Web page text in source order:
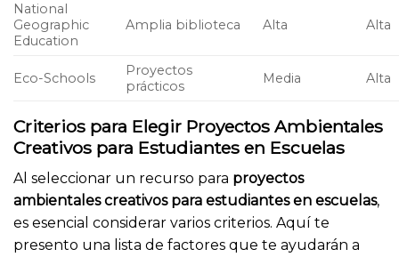
National
Geographic
Education
Amplia biblioteca Alta Alta
Eco-Schools
Proyectos
prácticos
Media Alta
Criterios para Elegir Proyectos Ambientales
Creativos para Estudiantes en Escuelas
Al seleccionar un recurso para proyectos
ambientales creativos para estudiantes en escuelas,
es esencial considerar varios criterios. Aquí te
presento una lista de factores que te ayudarán a